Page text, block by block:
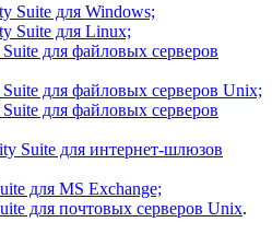
Suite для Windows;
Suite для Linux;
для файловых серверов
для файловых серверов Unix;
для файловых серверов
Suite для интернет-шлюзов
для MS Exchange;
для почтовых серверов Unix.